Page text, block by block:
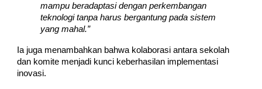
mampu beradaptasi dengan perkembangan
teknologi tanpa harus bergantung pada sistem
yang mahal.”
Ia juga menambahkan bahwa kolaborasi antara sekolah
dan komite menjadi kunci keberhasilan implementasi
inovasi.